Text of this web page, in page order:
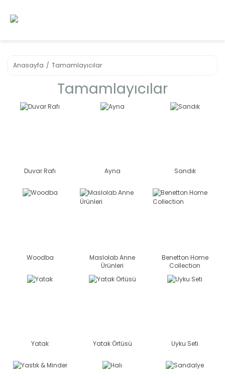
Anasayfa Tamamlayıcılar
Tamamlayıcılar
Duvar Rafı Ayna Sandık
Woodba
Maslolab Anne
Ürünleri
Benetton Home
Collection
Yatak Yatak Örtüsü Uyku Seti